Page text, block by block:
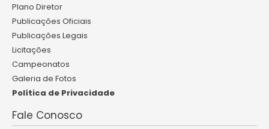
Plano Diretor
Publicações Oficiais
Publicações Legais
Licitações
Campeonatos
Galeria de Fotos
Política de Privacidade
Fale Conosco